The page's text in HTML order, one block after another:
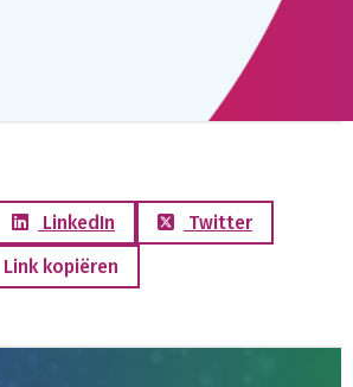
LinkedIn
Twitter
Link kopiëren